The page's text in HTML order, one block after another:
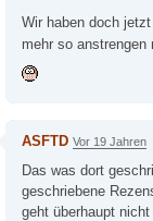
Wir haben doch
mehr so anstrengen
ASFTD Vor 19 Jahren
Das was dort
geschriebene
geht überhaupt